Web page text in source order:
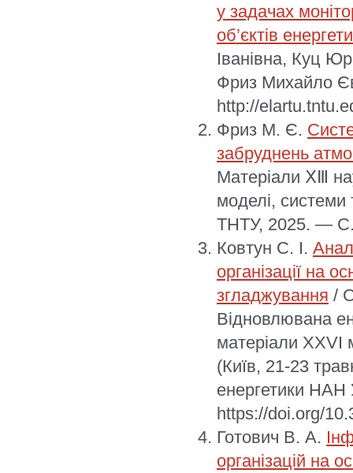
у задачах
об’єктів
Іванівна, Куц
Фриз Михайло
http://
Фриз М. Є.
забруднень
Матеріали ⅩⅢ
моделі, системи
ТНТУ, 2025. —
Ковтун С. І.
організації на
згладжування /
Відновлювана
матеріали XXVІ
(Київ, 21-23
енергетики НАН
https://doi.org/
Готович В. А.
організацій на